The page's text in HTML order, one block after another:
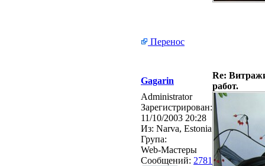
Перенос
Gagarin
Re:
работ.
Administrator
Зарегистрирован:
11/10/2003 20:28
Из: Narva, Estonia
Група:
Web-Мастеры
Сообщений: 2781